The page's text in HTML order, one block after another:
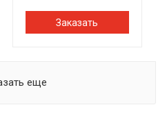
Заказать
еще